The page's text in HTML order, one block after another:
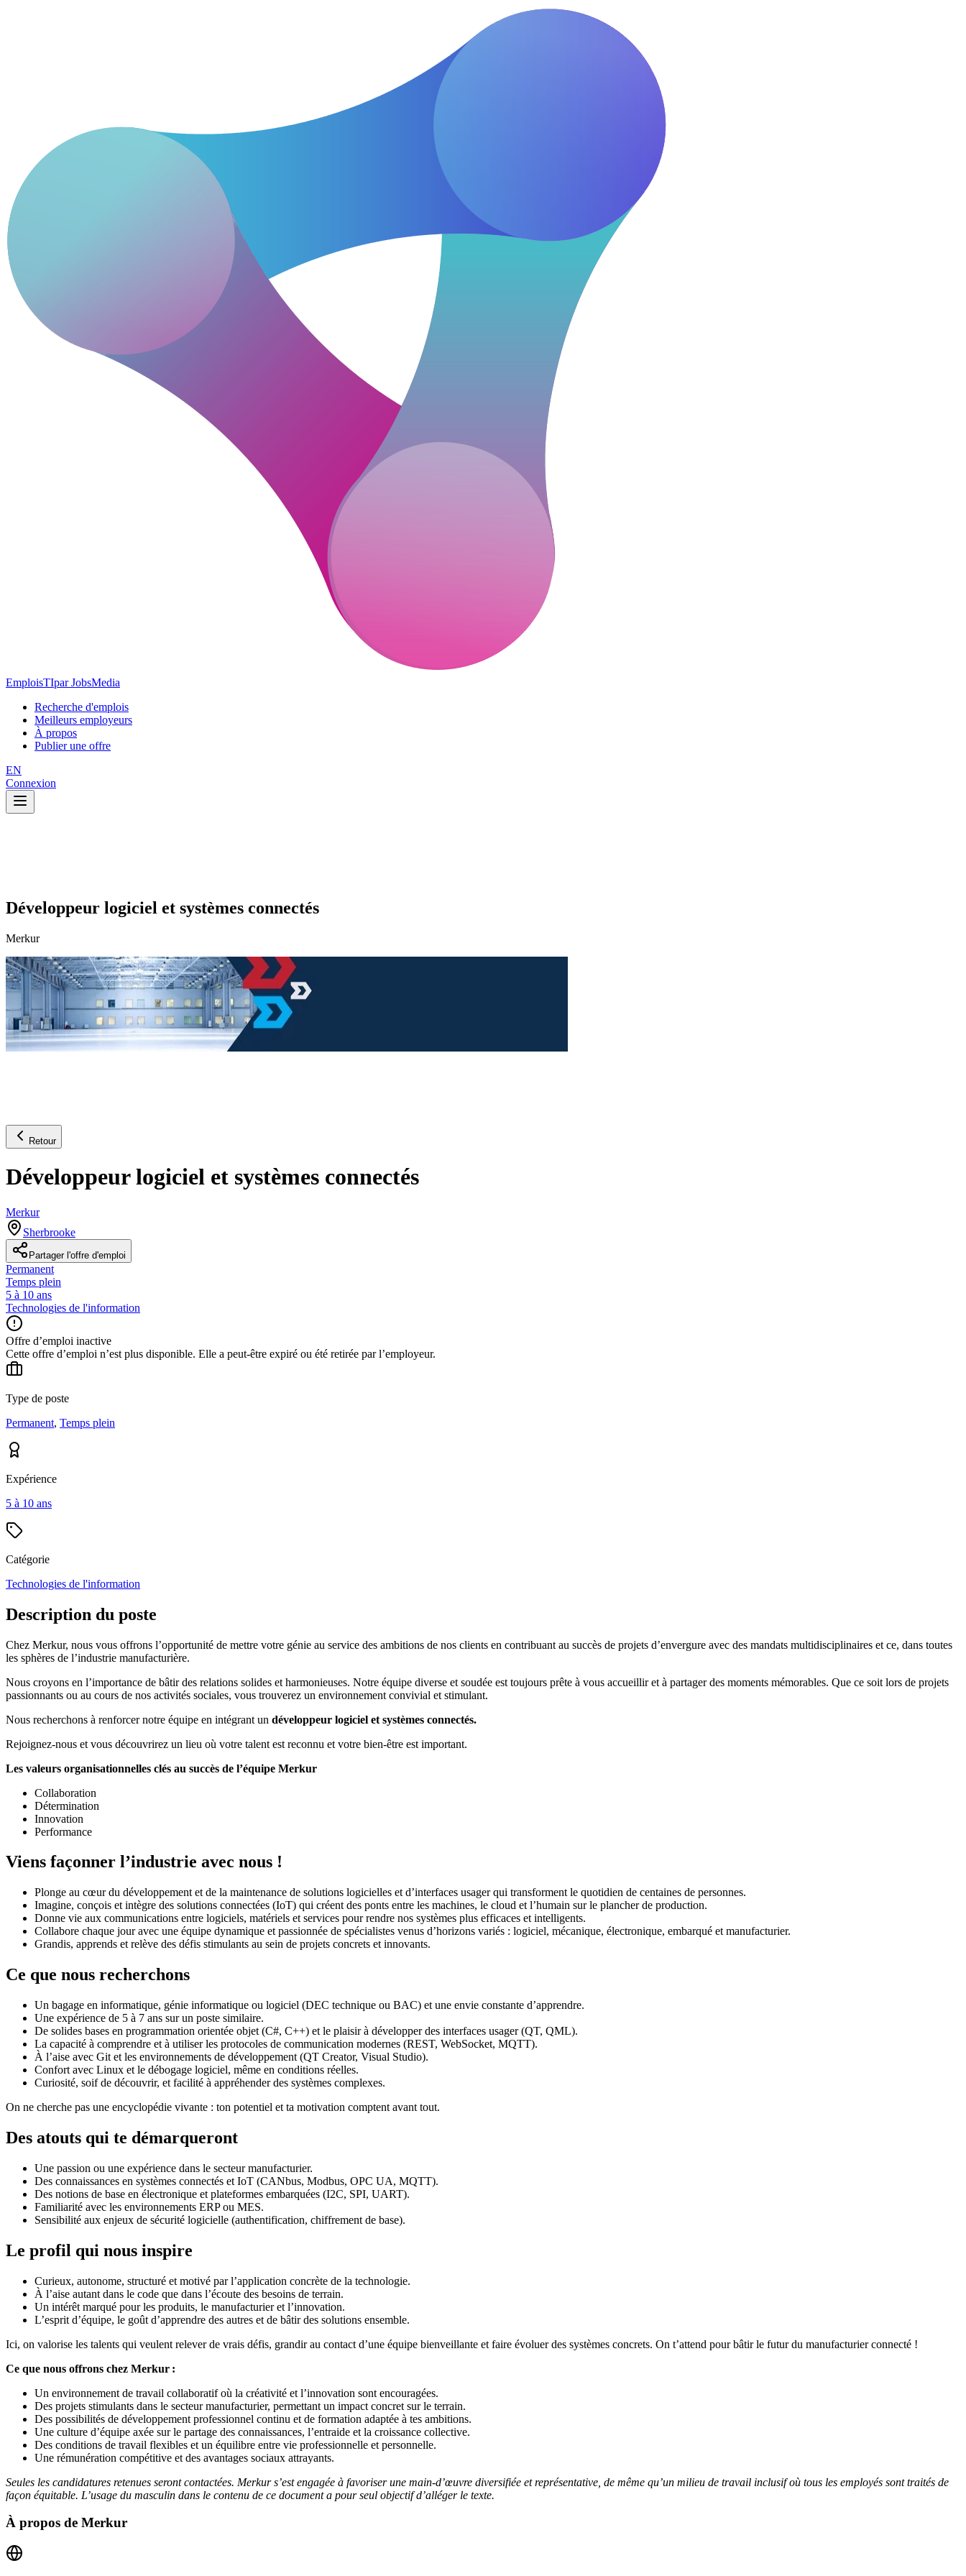
EmploisTIpar JobsMedia
Recherche d'emplois
Meilleurs employeurs
À propos
Publier une offre
EN
Connexion
Développeur logiciel et systèmes connectés
Merkur
Retour
Développeur logiciel et systèmes connectés
Merkur
Sherbrooke
Partager l'offre d'emploi
Permanent
Temps plein
5 à 10 ans
Technologies de l'information
Offre d’emploi inactive
Cette offre d’emploi n’est plus disponible. Elle a peut-être expiré ou été retirée par l’employeur.
Type de poste
Permanent, Temps plein
Expérience
5 à 10 ans
Catégorie
Technologies de l'information
Description du poste
Chez Merkur, nous vous offrons l’opportunité de mettre votre génie au service des ambitions de nos clients en contribuant au succès de projets d’envergure avec des mandats multidisciplinaires et ce, dans toutes
les sphères de l’industrie manufacturière.
Nous croyons en l’importance de bâtir des relations solides et harmonieuses. Notre équipe diverse et soudée est toujours prête à vous accueillir et à partager des moments mémorables. Que ce soit lors de projets
passionnants ou au cours de nos activités sociales, vous trouverez un environnement convivial et stimulant.
Nous recherchons à renforcer notre équipe en intégrant un développeur logiciel et systèmes connectés.
Rejoignez-nous et vous découvrirez un lieu où votre talent est reconnu et votre bien-être est important.
Les valeurs organisationnelles clés au succès de l’équipe Merkur
Collaboration
Détermination
Innovation
Performance
Viens façonner l’industrie avec nous !
Plonge au cœur du développement et de la maintenance de solutions logicielles et d’interfaces usager qui transforment le quotidien de centaines de personnes.
Imagine, conçois et intègre des solutions connectées (IoT) qui créent des ponts entre les machines, le cloud et l’humain sur le plancher de production.
Donne vie aux communications entre logiciels, matériels et services pour rendre nos systèmes plus efficaces et intelligents.
Collabore chaque jour avec une équipe dynamique et passionnée de spécialistes venus d’horizons variés : logiciel, mécanique, électronique, embarqué et manufacturier.
Grandis, apprends et relève des défis stimulants au sein de projets concrets et innovants.
Ce que nous recherchons
Un bagage en informatique, génie informatique ou logiciel (DEC technique ou BAC) et une envie constante d’apprendre.
Une expérience de 5 à 7 ans sur un poste similaire.
De solides bases en programmation orientée objet (C#, C++) et le plaisir à développer des interfaces usager (QT, QML).
La capacité à comprendre et à utiliser les protocoles de communication modernes (REST, WebSocket, MQTT).
À l’aise avec Git et les environnements de développement (QT Creator, Visual Studio).
Confort avec Linux et le débogage logiciel, même en conditions réelles.
Curiosité, soif de découvrir, et facilité à appréhender des systèmes complexes.
On ne cherche pas une encyclopédie vivante : ton potentiel et ta motivation comptent avant tout.
Des atouts qui te démarqueront
Une passion ou une expérience dans le secteur manufacturier.
Des connaissances en systèmes connectés et IoT (CANbus, Modbus, OPC UA, MQTT).
Des notions de base en électronique et plateformes embarquées (I2C, SPI, UART).
Familiarité avec les environnements ERP ou MES.
Sensibilité aux enjeux de sécurité logicielle (authentification, chiffrement de base).
Le profil qui nous inspire
Curieux, autonome, structuré et motivé par l’application concrète de la technologie.
À l’aise autant dans le code que dans l’écoute des besoins de terrain.
Un intérêt marqué pour les produits, le manufacturier et l’innovation.
L’esprit d’équipe, le goût d’apprendre des autres et de bâtir des solutions ensemble.
Ici, on valorise les talents qui veulent relever de vrais défis, grandir au contact d’une équipe bienveillante et faire évoluer des systèmes concrets. On t’attend pour bâtir le futur du manufacturier connecté !
Ce que nous offrons chez Merkur :
Un environnement de travail collaboratif où la créativité et l’innovation sont encouragées.
Des projets stimulants dans le secteur manufacturier, permettant un impact concret sur le terrain.
Des possibilités de développement professionnel continu et de formation adaptée à tes ambitions.
Une culture d’équipe axée sur le partage des connaissances, l’entraide et la croissance collective.
Des conditions de travail flexibles et un équilibre entre vie professionnelle et personnelle.
Une rémunération compétitive et des avantages sociaux attrayants.
Seules les candidatures retenues seront contactées. Merkur s’est engagée à favoriser une main-d’œuvre diversifiée et représentative, de même qu’un milieu de travail inclusif où tous les employés sont traités de
façon équitable. L’usage du masculin dans le contenu de ce document a pour seul objectif d’alléger le texte.
À propos de Merkur